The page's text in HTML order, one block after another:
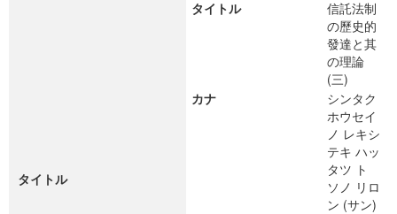
タイトル
タイトル
信託法制
の歷史的
發達と其
の理論
(三)
カナ
シンタク
ホウセイ
ノ レキシ
テキ ハッ
タツ ト
ソノ リロ
ン (サン)